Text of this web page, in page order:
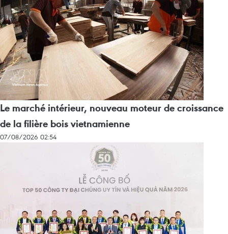
Le marché intérieur, nouveau moteur de croissance
de la filière bois vietnamienne
07/08/2026 02:54